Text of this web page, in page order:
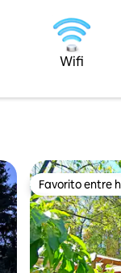
boscosa hay
Wifi
Favorito entre
Favorito entre